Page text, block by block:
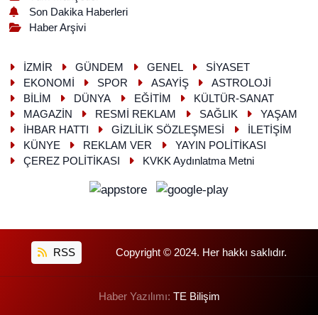
Son Dakika Haberleri
Haber Arşivi
İZMİR GÜNDEM GENEL
SİYASET
EKONOMİ
SPOR ASAYİŞ
ASTROLOJİ
BİLİM
DÜNYA EĞİTİM
KÜLTÜR-SANAT
MAGAZİN
RESMİ REKLAM SAĞLIK
YAŞAM
İHBAR HATTI
GİZLİLİK SÖZLEŞMESİ
İLETİŞİM
KÜNYE
REKLAM VER
YAYIN POLİTİKASI
ÇEREZ POLİTİKASI
KVKK Aydınlatma Metni
RSS Copyright © 2024. Her hakkı saklıdır.
Haber Yazılımı: TE Bilişim